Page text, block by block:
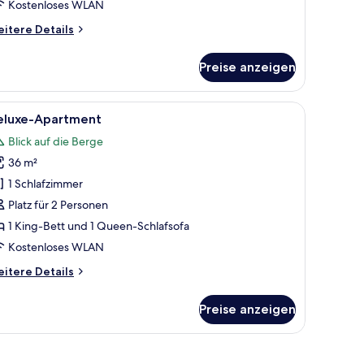
Kostenloses WLAN
Details
Preise anzeigen
Oberlicht, einem Bett, einem Schreibtisch mit Computer und einem
Ein Schlafzimmer mit einem Bett, einem
11 Apartment
Blick auf die Berge
36 m²
1 Schlafzimmer
Platz für 2 Personen
1 King-Bett und 1 Queen-Schlafsofa
Kostenloses WLAN
Details
Preise anzeigen